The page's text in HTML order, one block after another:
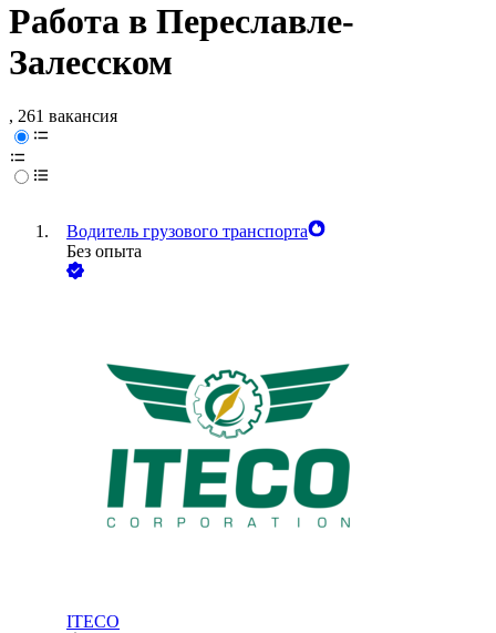
Работа в Переславле-
Залесском
, 261 вакансия
Водитель грузового транспорта
Без опыта
ITECO